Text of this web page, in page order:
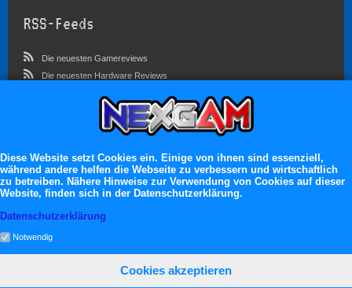
RSS-Feeds
Die neuesten Gamereviews
Die neuesten Hardware Reviews
Im Forum sind zur Zeit 3023 Benutzer online
Es erwarten dich:
13.119 registrierte Mitglieder
71.049 Themen
Diese Website setzt Cookies ein. Einige von ihnen sind essenziell,
während andere helfen die Webseite zu verbessern und wirtschaftlich
zu betreiben. Nähere Hinweise zur Verwendung von Cookies auf dieser
Website, finden sich in der Datenschutzerklärung.
Datenschutzerklärung
Notwendig
Cookies akzeptieren